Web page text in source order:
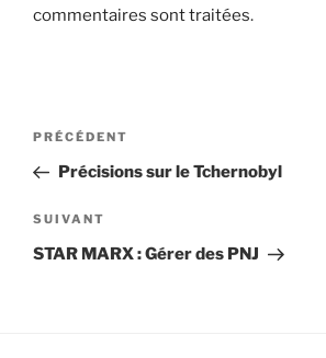
commentaires sont traitées.
Navigation
l’article
Article
précédent
PRÉCÉDENT
Précisions sur le Tchernobyl
Article
suivant
SUIVANT
STAR MARX : Gérer des PNJ